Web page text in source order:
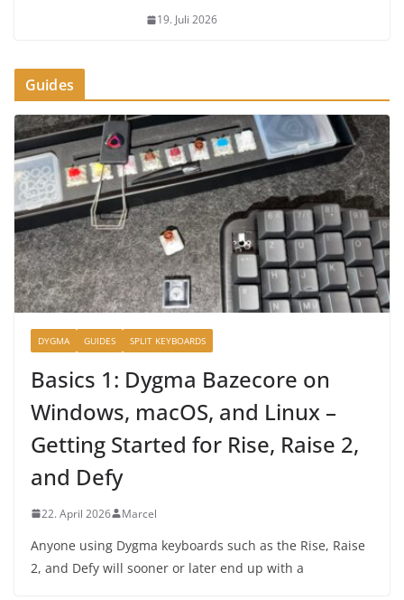
19. Juli 2026
Guides
DYGMA GUIDES SPLIT KEYBOARDS
Basics 1: Dygma Bazecore on
Windows, macOS, and Linux –
Getting Started for Rise, Raise 2,
and Defy
22. April 2026 Marcel
Anyone using Dygma keyboards such as the Rise, Raise
2, and Defy will sooner or later end up with a